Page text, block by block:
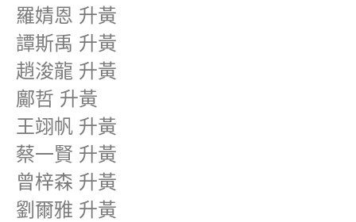
羅婧恩 升黃
譚斯禹 升黃
趙浚龍 升黃
鄺哲 升黃
王翊帆 升黃
蔡一賢 升黃
曾梓森 升黃
劉爾雅 升黃